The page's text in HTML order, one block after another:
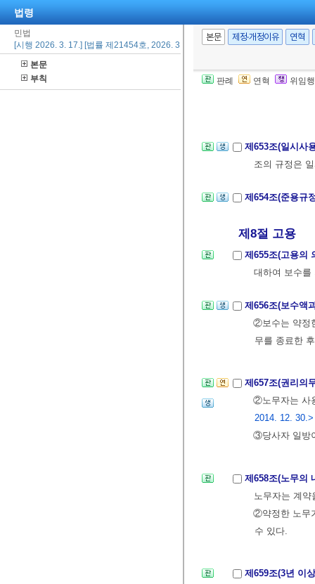
법령
민법
[시행 2026. 3. 17.] [법률 제21454호, 2026. 3. 17., 일부개정]
본문
부칙
본문 제정·개정이유 연혁
판례 연혁 위임
제651조 삭제
제653조(일시사
조의 규정은
제654조(준용규
제8절 고용
제655조(고용의
대하여 보수를
제656조(보수액
②보수는 약정
무를 종료한
제657조(권리의
②노무자는 사
2014. 12. 30.>
③당사자 일방
제658조(노무의
노무자는 계
②약정한 노무
수 있다.
제659조(3년 이